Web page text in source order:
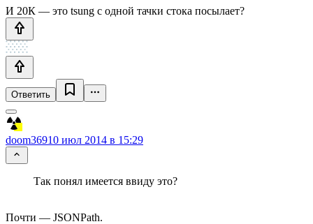
И 20К — это tsung с одной тачки стока посылает?
Ответить
doom36910 июл 2014 в 15:29
Так понял имеется ввиду это?
Почти — JSONPath.